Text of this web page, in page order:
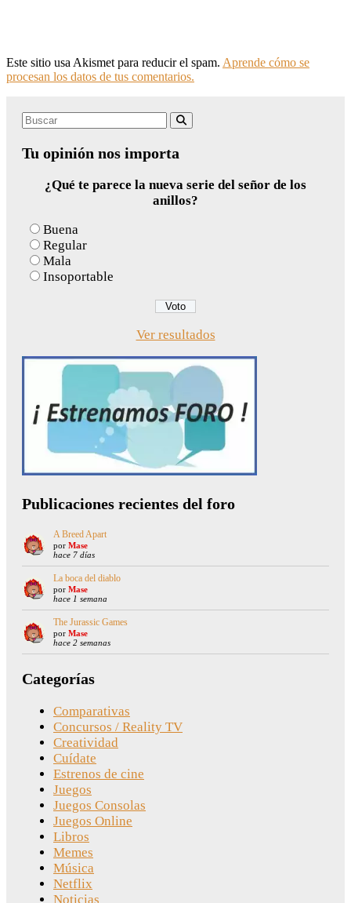
Este sitio usa Akismet para reducir el spam. Aprende cómo se
procesan los datos de tus comentarios.
Search
Tu opinión nos importa
¿Qué te parece la nueva serie del señor de los
anillos?
Buena
Regular
Mala
Insoportable
Ver resultados
Publicaciones recientes del foro
A Breed Apart
por Mase
hace 7 días
La boca del diablo
por Mase
hace 1 semana
The Jurassic Games
por Mase
hace 2 semanas
Categorías
Comparativas
Concursos / Reality TV
Creatividad
Cuídate
Estrenos de cine
Juegos
Juegos Consolas
Juegos Online
Libros
Memes
Música
Netflix
Noticias